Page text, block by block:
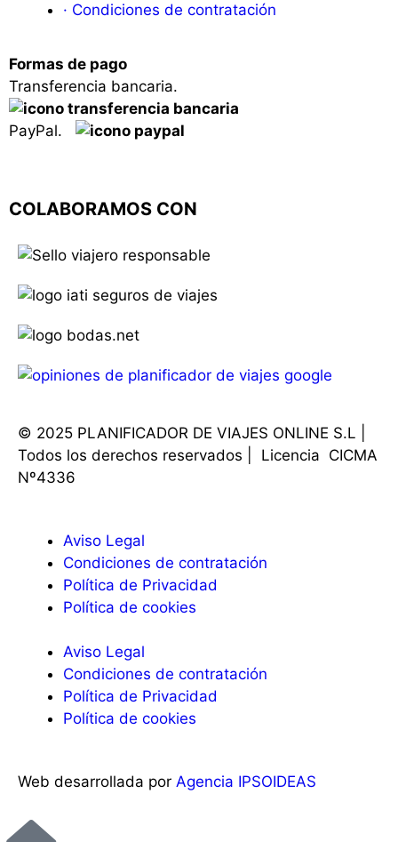
· Condiciones de contratación
Formas de pago
Transferencia bancaria.
PayPal.
COLABORAMOS CON
© 2025 PLANIFICADOR DE VIAJES ONLINE S.L |
Todos los derechos reservados | Licencia CICMA
Nº4336
Aviso Legal
Condiciones de contratación
Política de Privacidad
Política de cookies
Aviso Legal
Condiciones de contratación
Política de Privacidad
Política de cookies
Web desarrollada por Agencia IPSOIDEAS